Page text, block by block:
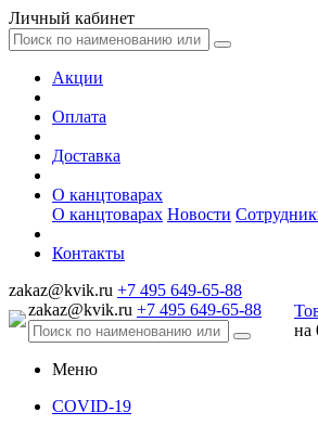
Личный кабинет
Акции
Оплата
Доставка
О канцтоварах
О канцтоварах Новости
Контакты
zakaz@kvik.ru +7 495 649-65-88
zakaz@kvik.ru +7 495 649-65-88
на
Меню
COVID-19